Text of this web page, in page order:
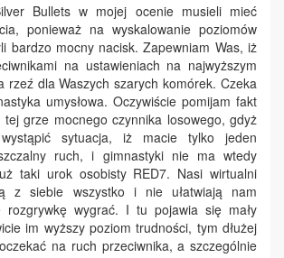
Bullets w mojej ocenie musieli mieć
ponieważ na wyskalowanie poziomów
bardzo mocny nacisk. Zapewniam Was, iż
na ustawieniach na najwyższym
rzeź dla Waszych szarych komórek. Czeka
umysłowa. Oczywiście pomijam fakt
tej grze mocnego czynnika losowego, gdyż
sytuacja, iż macie tylko jeden
ruch, i gimnastyki nie ma wtedy
taki urok osobisty RED7. Nasi wirtualni
z siebie wszystko i nie ułatwiają nam
rozgrywkę wygrać. I tu pojawia się mały
im wyższy poziom trudności, tym dłużej
na ruch przeciwnika, a szczególnie